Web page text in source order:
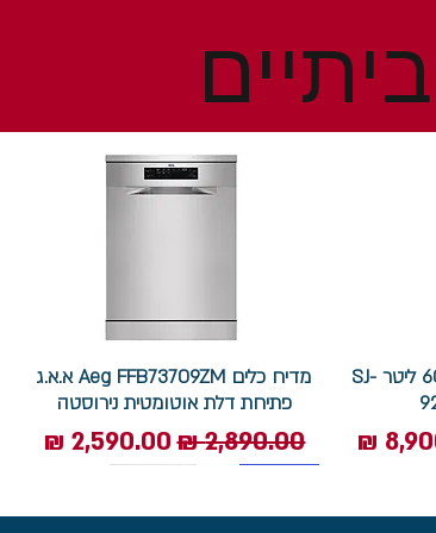
מקרר שארפ 4 דלתות 607 ליטר SJ-
מבצע
מדיח כלים Aeg FFB73709ZM א.א.ג
פתיחת דלת אוטומטית נירוסטה
מחיר רגיל‏2,890.00 ‏₪ מחיר מבצע